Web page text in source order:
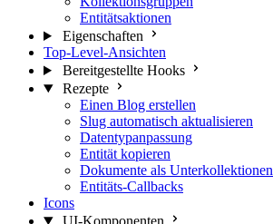
Entitätsaktionen
Eigenschaften
Top-Level-Ansichten
Bereitgestellte Hooks
Rezepte
Einen Blog erstellen
Slug automatisch aktualisieren
Datentypanpassung
Entität kopieren
Dokumente als Unterkollektionen
Entitäts-Callbacks
Icons
UI-Komponenten